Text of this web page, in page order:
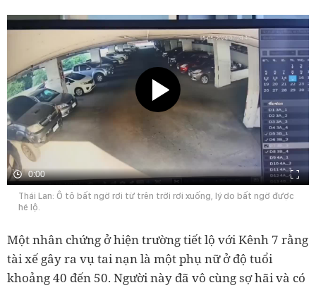
0:00
Thái Lan: Ô tô bất ngờ rơi từ trên trời rơi xuống, lý do bất ngờ được
hé lộ.
Một nhân chứng ở hiện trường tiết lộ với Kênh 7 rằng
tài xế gây ra vụ tai nạn là một phụ nữ ở độ tuổi
khoảng 40 đến 50. Người này đã vô cùng sợ hãi và có